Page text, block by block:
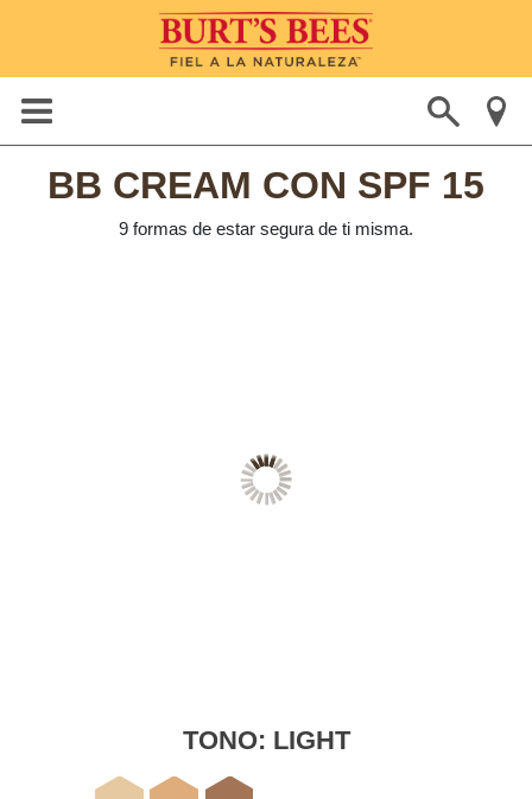
BB CREAM CON SPF 15
9 formas de estar segura de ti misma.
TONO: LIGHT